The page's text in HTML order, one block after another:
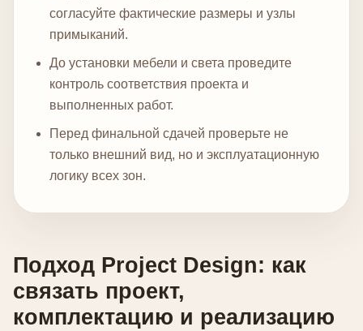
согласуйте фактические размеры и узлы
примыканий.
До установки мебели и света проведите
контроль соответствия проекта и
выполненных работ.
Перед финальной сдачей проверьте не
только внешний вид, но и эксплуатационную
логику всех зон.
Подход Project Design: как
связать проект,
комплектацию и реализацию